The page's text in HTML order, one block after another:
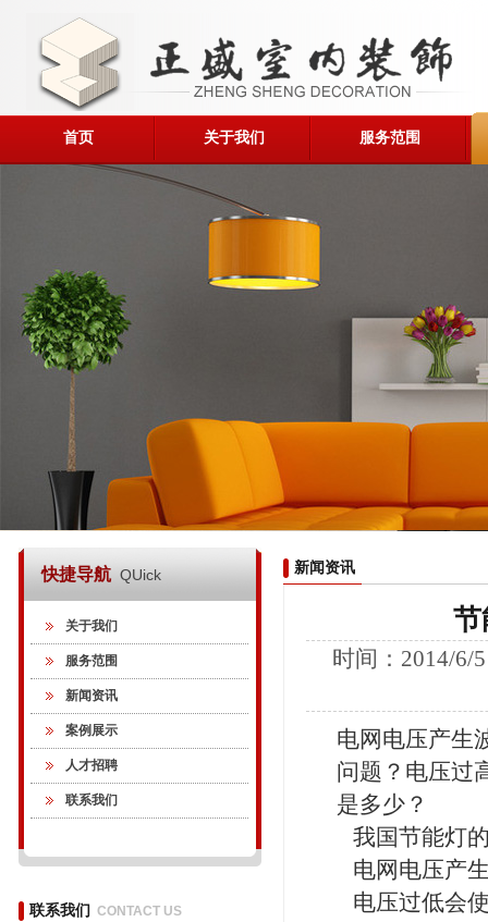
首页 关于我们 服务范围
快捷导航 QUick
关于我们
服务范围
新闻资讯
案例展示
人才招聘
联系我们
联系我们 CONTACT US
新闻资讯
节
时间：2014/6/
电网电压产生
问题？电压过
是多少？
我国节能灯
电网电压产
电压过低会